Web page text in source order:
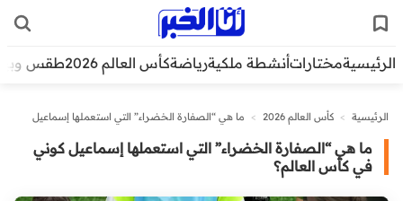
الرئيسيةمختاراتأنشطة ملكيةرياضةكأس العالم 2026 طقس
الرئيسية > كأس العالم 2026 >
ما هي “الصفارة الخضراء” التي استعملها إسماعيل
ما هي “الصفارة الخضراء” التي استعملها إسماعيل كوني
في كأس العالم؟